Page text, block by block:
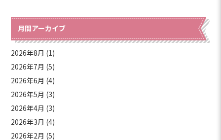
月間アーカイブ
2026年8月 (1)
2026年7月 (5)
2026年6月 (4)
2026年5月 (3)
2026年4月 (3)
2026年3月 (4)
2026年2月 (5)